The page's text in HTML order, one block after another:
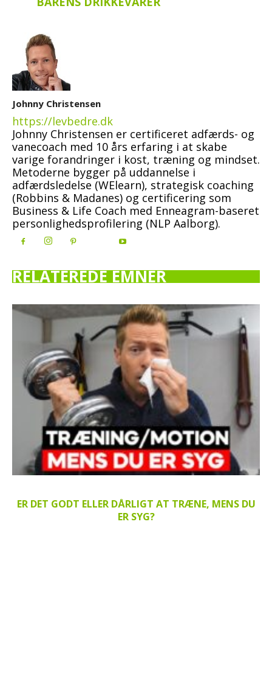
Johnny Christensen
https://levbedre.dk
Johnny Christensen er certificeret adfærds- og
vanecoach med 10 års erfaring i at skabe
varige forandringer i kost, træning og mindset.
Metoderne bygger på uddannelse i
adfærdsledelse (WElearn), strategisk coaching
(Robbins & Madanes) og certificering som
Business & Life Coach med Enneagram-baseret
personlighedsprofilering (NLP Aalborg).
RELATEREDE EMNER
ER DET GODT ELLER DÅRLIGT AT TRÆNE, MENS DU
ER SYG?